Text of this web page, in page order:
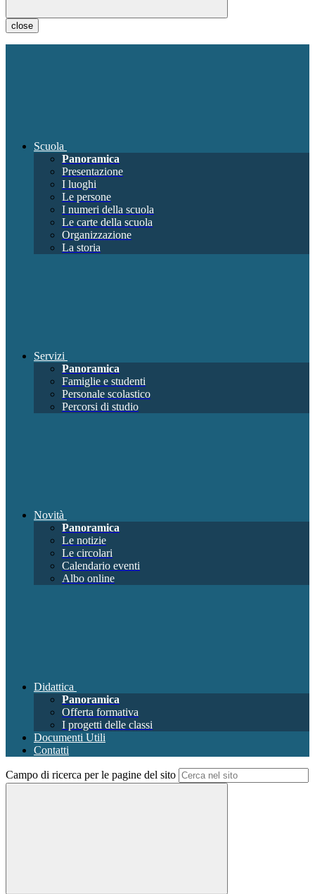
close
Scuola
Panoramica
Presentazione
I luoghi
Le persone
I numeri della scuola
Le carte della scuola
Organizzazione
La storia
Servizi
Panoramica
Famiglie e studenti
Personale scolastico
Percorsi di studio
Novità
Panoramica
Le notizie
Le circolari
Calendario eventi
Albo online
Didattica
Panoramica
Offerta formativa
I progetti delle classi
Documenti Utili
Contatti
Campo di ricerca per le pagine del sito